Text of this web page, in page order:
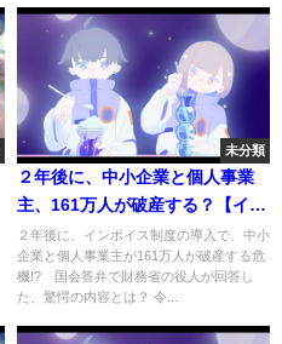
未分類
２年後に、中小企業と個人事業
主、161万人が破産する？【イン
ボイス制度が超ヤバい】年15.4
万円の消費税増税と領収書
２年後に、インボイス制度の導入で、中小
企業と個人事業主が161万人が破産する危
機!? 国会答弁で財務省の役人が回答し
た、驚愕の内容とは？ 令...